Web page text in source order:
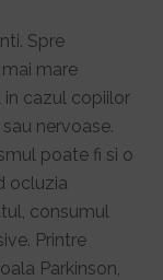
Spre
mare
in cazul copiilor
nervoase.
poate fi si o
ocluzia
consumul
Printre
Parkinson,